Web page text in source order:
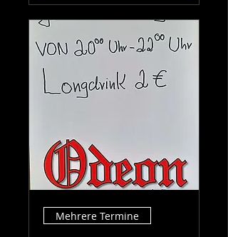
Mehrere Termine